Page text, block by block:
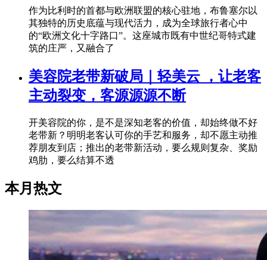
作为比利时的首都与欧洲联盟的核心驻地，布鲁塞尔以
其独特的历史底蕴与现代活力，成为全球旅行者心中
的“欧洲文化十字路口”。这座城市既有中世纪哥特式建
筑的庄严，又融合了
美容院老带新破局｜轻美云 ，让老客
主动裂变，客源源源不断
开美容院的你，是不是深知老客的价值，却始终做不好
老带新？明明老客认可你的手艺和服务，却不愿主动推
荐朋友到店；推出的老带新活动，要么规则复杂、奖励
鸡肋，要么结算不透
本月热文